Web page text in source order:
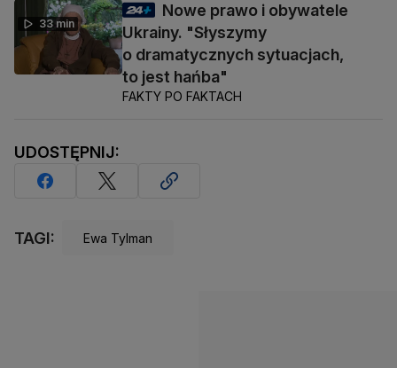
33 min
Nowe prawo i obywatele
Ukrainy. "Słyszymy
o dramatycznych sytuacjach,
to jest hańba"
FAKTY PO FAKTACH
UDOSTĘPNIJ:
TAGI: Ewa Tylman